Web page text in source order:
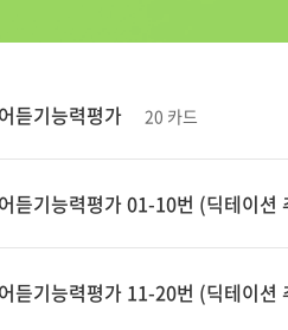
듣기능력평가 20 카드
듣기능력평가 01-10번 (딕테이션
듣기능력평가 11-20번 (딕테이션